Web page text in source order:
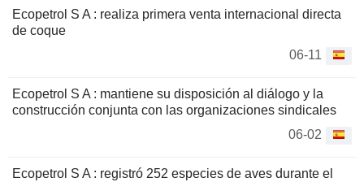
Ecopetrol S A : realiza primera venta internacional directa
de coque
06-11
Ecopetrol S A : mantiene su disposición al diálogo y la
construcción conjunta con las organizaciones sindicales
06-02
Ecopetrol S A : registró 252 especies de aves durante el